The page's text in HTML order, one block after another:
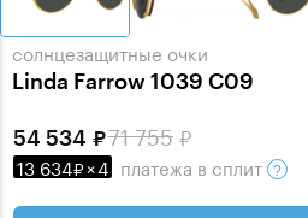
солнцезащитные очки
Linda Farrow 1039 C09
71 755
54 534
13 634 ×4 платежа в сплит